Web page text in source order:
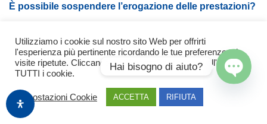
È possibile sospendere l’erogazione delle prestazioni?
alcune regole, nel caso in cui la sospensione riguardi
l’erogazione totale di una certa prestazione in una singola
struttura, cioè non ci siano altre risorse che continuano ad
erogare tale prestazione garantendo così il servizio.
Utilizziamo i cookie sul nostro sito Web per offrirti
l'esperienza più pertinente ricordando le tue preferenze e le
visite ripetute. Cliccando su "Accetta" acconsenti all'uso di
TUTTI i cookie.
Impostazioni Cookie ACCETTA RIFIUTA
Hai bisogno di aiuto?